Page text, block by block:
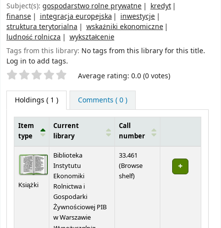
Subject(s): gospodarstwo rolne prywatne
kredyt
finanse
integracja europejska
inwestycje
struktura terytorialna
wskaźniki ekonomiczne
ludność rolnicza
wykształcenie
Tags from this library: No tags from this library for this title.
Log in to add tags.
Star ratings Average rating: 0.0 (0 votes)
Holdings ( 1 ) Comments ( 0 )
Item
type
Current
library
Call
number
Książki
Biblioteka
Instytutu
Ekonomiki
Rolnictwa i
Gospodarki
Żywnościowej PIB
w Warszawie
33.461
(Browse
shelf(Opens below)
)